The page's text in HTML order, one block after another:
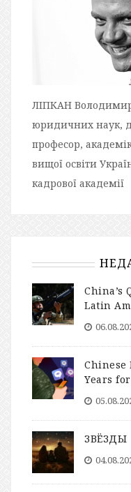
ЛІПКАН
юридичних наук,
професор,
вищої освіти
кадрової академії
China’s
Latin
Chinese
Years
ЗВЁЗДЫ